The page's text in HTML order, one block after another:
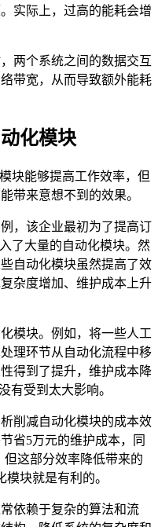
实际上，过高的能耗会增
两个系统之间的数据交互
带宽，从而导致额外能耗
化模块
块能够提高工作效率，但
带来意想不到的效果。
，该企业最初为了提高订
了大量的自动化模块。然
自动化模块虽然提高了效
杂度增加、维护成本上升
模块。例如，将一些人工
理环节从自动化流程中移
得到了提升，维护成本降
有受到太大影响。
削减自动化模块的成本效
省5万元的维护成本，同
但这部分效率降低带来的
块就是有利的。
依赖于复杂的算法和流